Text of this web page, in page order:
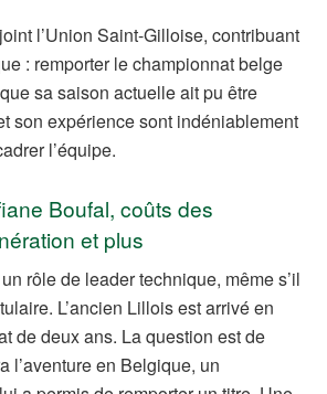
l’Union Saint-Gilloise, contribuant
: remporter le championnat belge
sa saison actuelle ait pu être
son expérience sont indéniablement
l’équipe.
Boufal, coûts des
et plus
rôle de leader technique, même s’il
L’ancien Lillois est arrivé en
de deux ans. La question est de
l’aventure en Belgique, un